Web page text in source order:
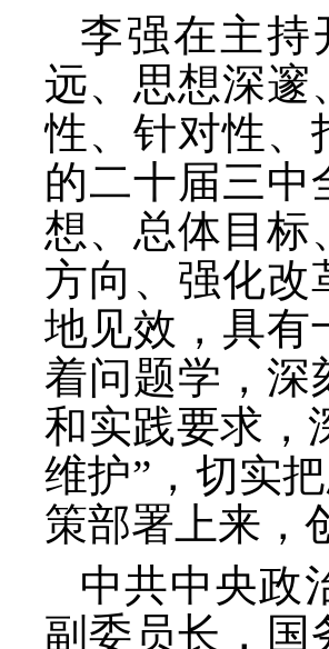
李强在主持
远、思想深邃
性、针对性、
的二十届三中
想、总体目标
方向、强化改
地见效，具有
着问题学，深
和实践要求，
维护”，切实
策部署上来，
中共中央政
副委员长，国